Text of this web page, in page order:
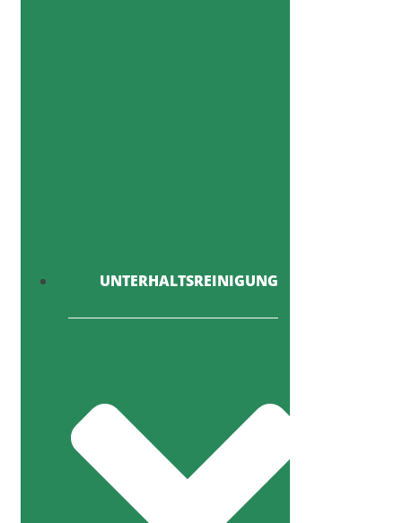
UNTERHALTSREINIGUNG